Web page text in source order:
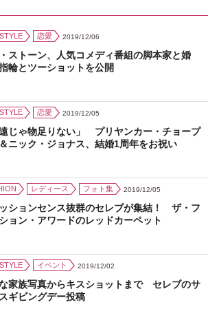
恋愛 2019/12/06
ストーン、人気コメディ番組の脚本家と婚
輪とツーショットを公開
恋愛 2019/12/05
遠じゃ物足りない」 プリヤンカー・チョープ
ニック・ジョナス、結婚1周年をお祝い
レディース フォト集 2019/12/05
ションセンス抜群のセレブが集結！ ザ・フ
ョン・アワードのレッドカーペット
イベント 2019/12/02
家族写真からキスショットまで セレブのサ
ギビングデー投稿